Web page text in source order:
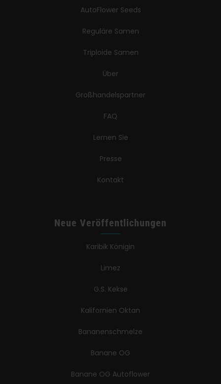
AutoFlower Seeds
Reguläre Samen
Triploide Samen
Über
Großhandelspartner
FAQ
Lernen Sie
Presse
Kontakt
Neue Veröffentlichungen
Karibik Königin
Limez
G.S. Kekse
Kalifornien Oktan
Bananenschmelze
Banane OG
Banane OG Autoflower